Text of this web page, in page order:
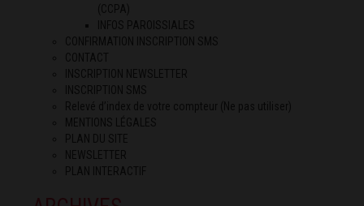
(CCPA)
INFOS PAROISSIALES
CONFIRMATION INSCRIPTION SMS
CONTACT
INSCRIPTION NEWSLETTER
INSCRIPTION SMS
Relevé d’index de votre compteur (Ne pas utiliser)
MENTIONS LÉGALES
PLAN DU SITE
NEWSLETTER
PLAN INTERACTIF